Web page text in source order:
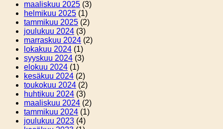
maaliskuu 2025 (3)
helmikuu 2025 (1)
tammikuu 2025 (2)
joulukuu 2024 (3)
marraskuu 2024 (2)
lokakuu 2024 (1)
syyskuu 2024 (3)
elokuu 2024 (1)
kesäkuu 2024 (2)
toukokuu 2024 (2)
huhtikuu 2024 (3)
maaliskuu 2024 (2)
tammikuu 2024 (1)
joulukuu 2023 (4)